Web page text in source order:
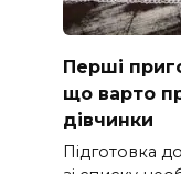
Перші
що варто
дівчинки
Підготовка